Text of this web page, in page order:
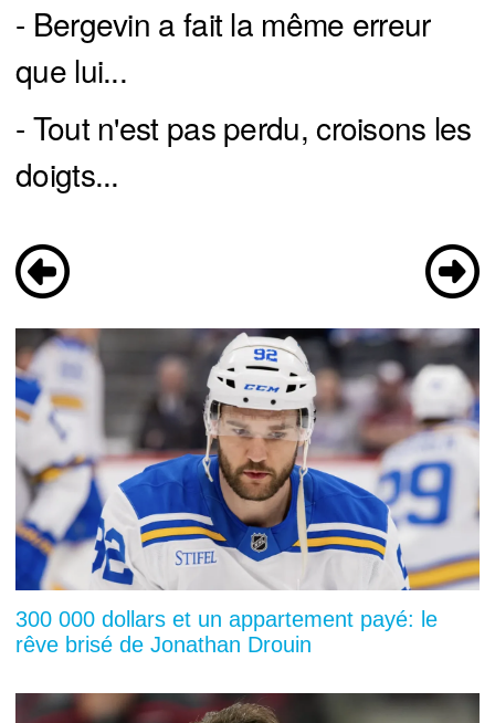
- Bergevin a fait la même erreur
que lui...
- Tout n'est pas perdu, croisons les
doigts...
300 000 dollars et un appartement payé: le
rêve brisé de Jonathan Drouin